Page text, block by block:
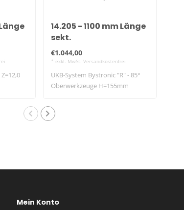
14.205 - 1100 mm Länge
sekt.
€1.044,00
* exkl. MwSt. Versandkostenfrei
UKB-System Bystronic "R" - 85°
Oberwerkzeuge H=155mm
Mein Konto